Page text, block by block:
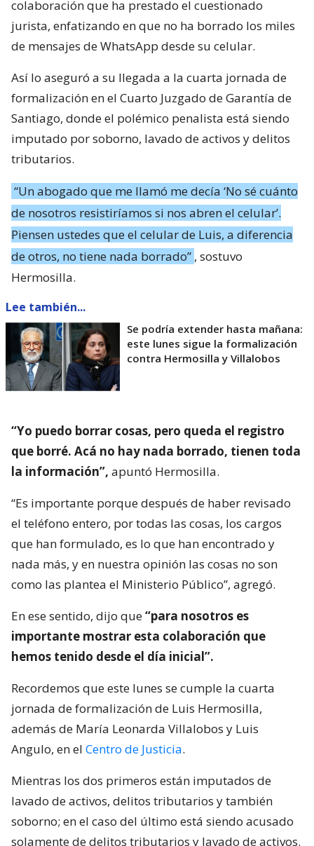
colaboración que ha prestado el cuestionado
jurista, enfatizando en que no ha borrado los miles
de mensajes de WhatsApp desde su celular.
Así lo aseguró a su llegada a la cuarta jornada de
formalización en el Cuarto Juzgado de Garantía de
Santiago, donde el polémico penalista está siendo
imputado por soborno, lavado de activos y delitos
tributarios.
“Un abogado que me llamó me decía ‘No sé cuánto
de nosotros resistiríamos si nos abren el celular’.
Piensen ustedes que el celular de Luis, a diferencia
de otros, no tiene nada borrado” , sostuvo
Hermosilla.
Lee también...
Se podría extender hasta mañana:
este lunes sigue la formalización
contra Hermosilla y Villalobos
“Yo puedo borrar cosas, pero queda el registro
que borré. Acá no hay nada borrado, tienen toda
la información”, apuntó Hermosilla.
“Es importante porque después de haber revisado
el teléfono entero, por todas las cosas, los cargos
que han formulado, es lo que han encontrado y
nada más, y en nuestra opinión las cosas no son
como las plantea el Ministerio Público”, agregó.
En ese sentido, dijo que“para nosotros es
importante mostrar esta colaboración que
hemos tenido desde el día inicial”.
Recordemos que este lunes se cumple la cuarta
jornada de formalización de Luis Hermosilla,
además de María Leonarda Villalobos y Luis
Angulo, en el Centro de Justicia.
Mientras los dos primeros están imputados de
lavado de activos, delitos tributarios y también
soborno; en el caso del último está siendo acusado
solamente de delitos tributarios y lavado de activos.